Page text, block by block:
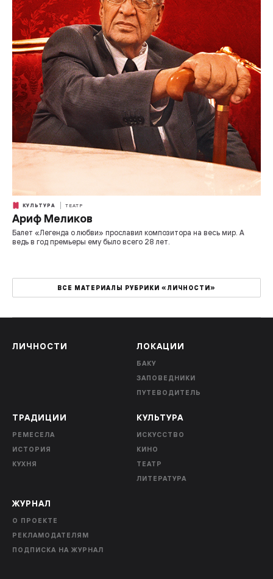
КУЛЬТУРА ТЕАТР
Ариф Меликов
Балет «Легенда о любви» прославил композитора на весь мир. А
ведь в год премьеры ему было всего 28 лет.
ВСЕ МАТЕРИАЛЫ РУБРИКИ «ЛИЧНОСТИ»
ЛИЧНОСТИ ЛОКАЦИИ
БАКУ
ЗАПОВЕДНИКИ
ПУТЕВОДИТЕЛЬ
ТРАДИЦИИ
РЕМЕСЕЛА
ИСТОРИЯ
КУХНЯ
КУЛЬТУРА
ИСКУССТВО
КИНО
ТЕАТР
ЛИТЕРАТУРА
ЖУРНАЛ
О ПРОЕКТЕ
РЕКЛАМОДАТЕЛЯМ
ПОДПИСКА НА ЖУРНАЛ